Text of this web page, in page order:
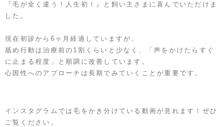
『毛が全く違う！人生初！』と飼い主さまに喜んでいただけま
した。
現在初診から6ヶ月経過していますが、
舐め行動は治療前の1割くらいと少なく、「声をかけたらすぐ
に止まる程度」と順調に改善しています。
心因性へのアプローチは長期でみていくことが重要です。
インスタグラムでは毛をかき分けている動画が見れます！ぜひ
ご覧ください。